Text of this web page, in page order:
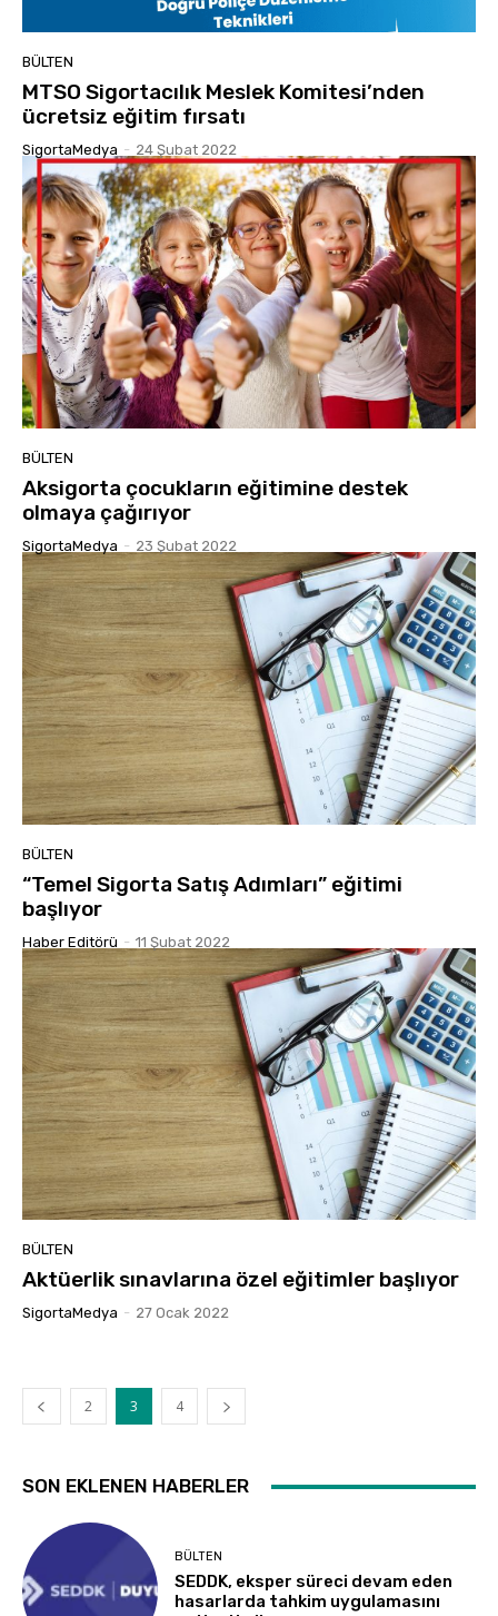
BÜLTEN
MTSO Sigortacılık Meslek Komitesi’nden
ücretsiz eğitim fırsatı
SigortaMedya - 24 Şubat 2022
BÜLTEN
Aksigorta çocukların eğitimine destek
olmaya çağırıyor
SigortaMedya - 23 Şubat 2022
BÜLTEN
“Temel Sigorta Satış Adımları” eğitimi
başlıyor
Haber Editörü - 11 Şubat 2022
BÜLTEN
Aktüerlik sınavlarına özel eğitimler başlıyor
SigortaMedya - 27 Ocak 2022
2 3 4
SON EKLENEN HABERLER
BÜLTEN
SEDDK, eksper süreci devam eden
hasarlarda tahkim uygulamasını